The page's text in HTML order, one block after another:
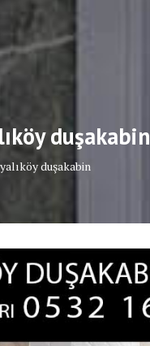
duşakabin
yalıköy duşakabin